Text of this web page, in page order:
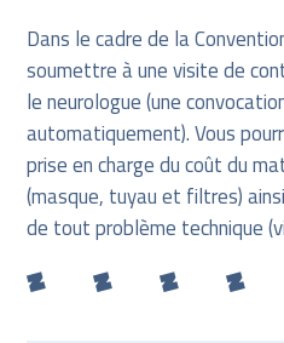
Dans le cadre de la
soumettre à une visite de
le neurologue (une
automatiquement). Vous
prise en charge du coût du
(masque, tuyau et filtres)
de tout problème technique